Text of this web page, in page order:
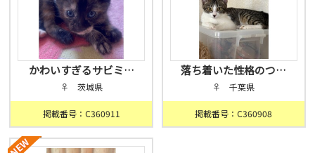
かわいすぎるサビミ…
♀ 茨城県
掲載番号：C360911
落ち着いた性格のつ…
♀ 千葉県
掲載番号：C360908